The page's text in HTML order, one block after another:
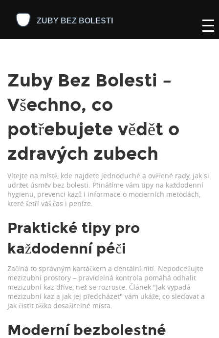
Zuby Bez Bolesti –
Všechno, co
potřebujete vědět o
zdravých zubech
Vítejte na místě, kde najdete jednoduché a ověřené rady, jak si
udržet úsměv bez bolesti. Přinášíme vám tipy na každodenní
hygienu, prevenci kazů i informace o moderních metodách,
které šetří váš čas i peníze.
Praktické tipy pro
každodenní péči
Začíná to správným kartáčkem a dentální nití. Nepodceňujte
mezizubní prostory – pravidelná kontrola pomáhá odhalit
mezizubní kaz dříve, než se rozroste. Článek "Jak vypadá
mezizubní kaz a jak jej předcházet" vám ukáže, co sledovat a
jak čistit těžko dosažitelné místa.
Moderní bezbolestné